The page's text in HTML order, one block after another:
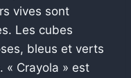
vives sont
Les cubes
bleus et verts
« Crayola » est